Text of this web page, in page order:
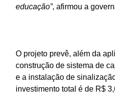
educação”, afirmou a
O projeto prevê, além da
construção de sistema de
e a instalação de
investimento total é de R$